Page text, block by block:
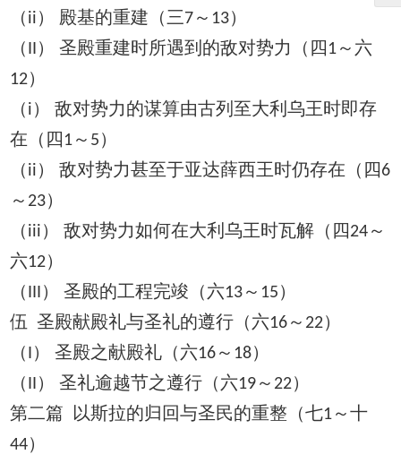
（ ii ） 殿基的重建（三7 ～ 13）
（ II ） 圣殿重建时所遇到的敌对势力（四 1 ～六
12）
（ i ） 敌对势力的谋算由古列至大利乌王时即存
在（四 1 ～ 5 ）
（ ii ） 敌对势力甚至于亚达薛西王时仍存在（四 6
～ 23）
（ iii ） 敌对势力如何在大利乌王时瓦解（四 24 ～
六12）
（ III ） 圣殿的工程完竣（六13 ～ 15 ）
伍 圣殿献殿礼与圣礼的遵行（六16 ～ 22）
（ I ） 圣殿之献殿礼（六16 ～ 18）
（ II ） 圣礼逾越节之遵行（六19 ～ 22）
第二篇 以斯拉的归回与圣民的重整（七1 ～十
44）